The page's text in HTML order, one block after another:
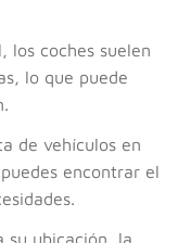
los coches suelen
lo que puede
de vehículos en
encontrar el
su ubicación, la